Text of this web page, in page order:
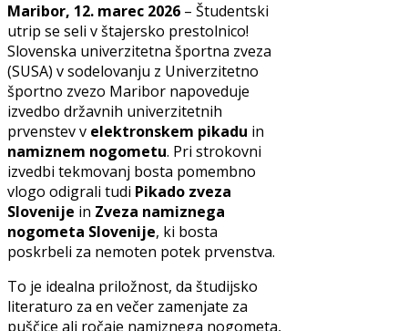
Maribor, 12. marec 2026 – Študentski
utrip se seli v štajersko prestolnico!
Slovenska univerzitetna športna zveza
(SUSA) v sodelovanju z Univerzitetno
športno zvezo Maribor napoveduje
izvedbo državnih univerzitetnih
prvenstev v elektronskem pikadu in
namiznem nogometu. Pri strokovni
izvedbi tekmovanj bosta pomembno
vlogo odigrali tudi Pikado zveza
Slovenije in Zveza namiznega
nogometa Slovenije, ki bosta
poskrbeli za nemoten potek prvenstva.
To je idealna priložnost, da študijsko
literaturo za en večer zamenjate za
puščice ali ročaje namiznega nogometa,